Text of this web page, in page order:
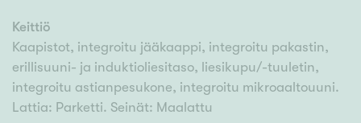
Keittiö
Kaapistot, integroitu jääkaappi, integroitu pakastin,
erillisuuni- ja induktioliesitaso, liesikupu/-tuuletin,
integroitu astianpesukone, integroitu mikroaaltouuni.
Lattia: Parketti. Seinät: Maalattu